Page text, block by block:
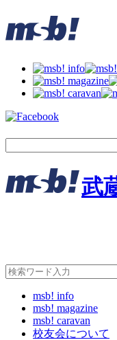
武
msb! info
msb! magazine
msb! caravan
校友会について